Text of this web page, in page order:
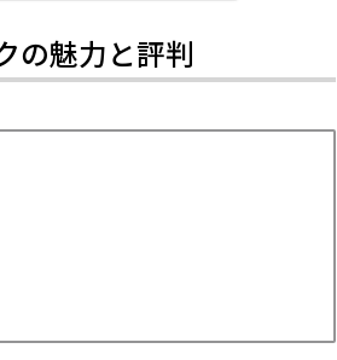
の魅力と評判